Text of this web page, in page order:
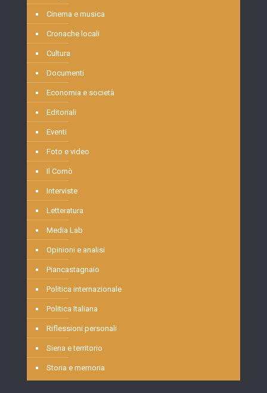
Cinema e musica
Cronache locali
Cultura
Documenti
Economia e società
Editoriali
Eventi
Foto e video
Il Comò
Interviste
Letteratura
Media Lab
Opinioni e analisi
Piancastagnaio
Politica internazionale
Politica Italiana
Riflessioni personali
Siena e territorio
Storia e memoria